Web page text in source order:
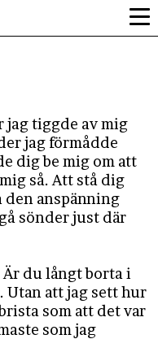
jag tiggde av mig
jag förmådde
dig be mig om att
så. Att stå dig
den anspänning
sönder just där
du långt borta i
Utan att jag sett hur
som att det var
som jag